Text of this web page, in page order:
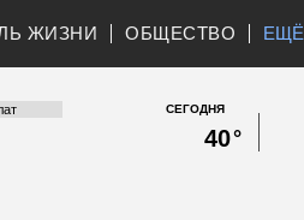
ЖИЗНИ ОБЩЕСТВО ЕЩЁ
СЕГОДНЯ
40°